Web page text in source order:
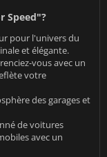
Speed"?
pour l'univers du
et élégante.
vous avec un
votre
des garages et
de voitures
avec un